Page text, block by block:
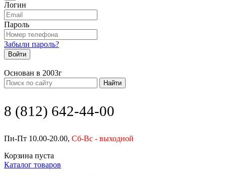
Логин
Пароль
Забыли пароль?
Войти
Основан в 2003г
Найти
8 (812) 642-44-00
Пн-Пт 10.00-20.00, Сб-Вс - выходной
Корзина пуста
Каталог товаров